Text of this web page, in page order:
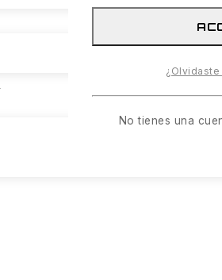
¿Olvidaste
No tienes una